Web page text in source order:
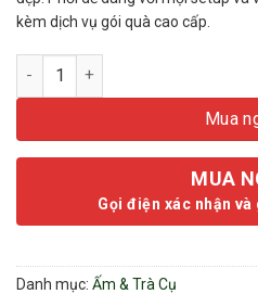
kèm dịch vụ gói quà cao cấp.
Khay Trà Bằng Tre 50X34CM -
Mua
MUA
Gọi điện xác nhận
Danh mục: Ấm & Trà Cụ